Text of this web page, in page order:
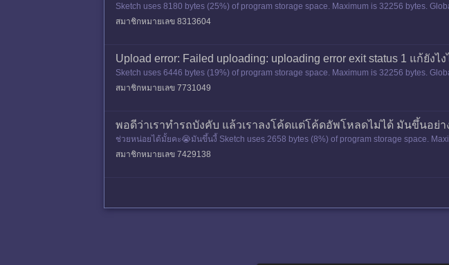
Sketch uses 8180 bytes (25%) of program storage space. Maximum is 32256 bytes.
สมาชิกหมายเลข 8313604
Upload error: Failed uploading: uploading error exit status 1 แก้ยังไ
Sketch uses 6446 bytes (19%) of program storage space. Maximum is 32256 bytes.
สมาชิกหมายเลข 7731049
พอดีว่าเราทำรถบังคับ แล้วเราลงโค้ดแต่โค้ดอัพโหลดไม่ได้ มันขึ้นอย่
ช่วยหน่อยได้มั้ยคะ😭มันขึ้นงี้ Sketch uses 2658 bytes (8%) of program storage space.
สมาชิกหมายเลข 7429138